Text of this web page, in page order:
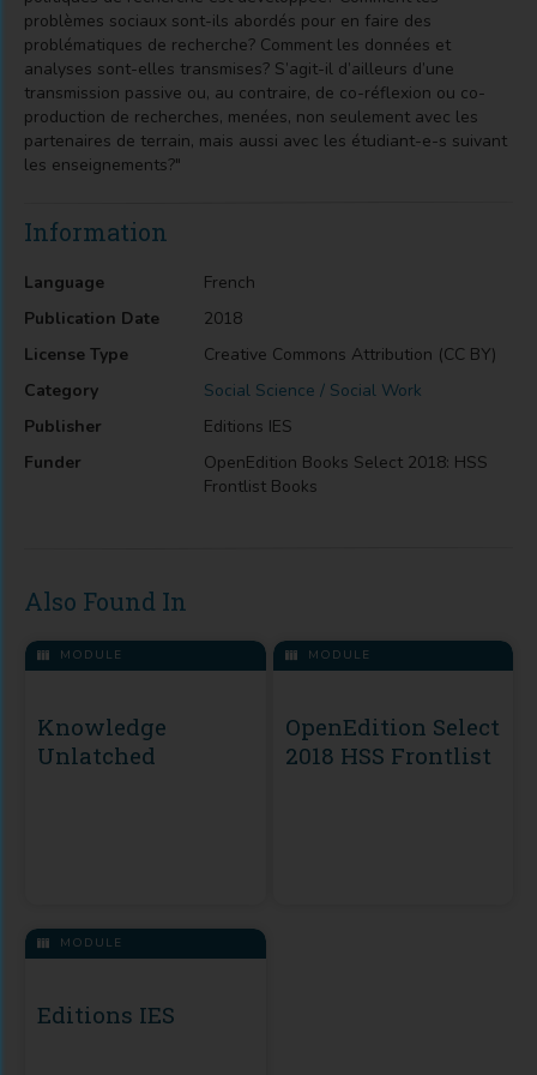
problèmes sociaux sont-ils abordés pour en faire des
problématiques de recherche? Comment les données et
analyses sont-elles transmises? S’agit-il d’ailleurs d’une
transmission passive ou, au contraire, de co-réflexion ou co-
production de recherches, menées, non seulement avec les
partenaires de terrain, mais aussi avec les étudiant-e-s suivant
les enseignements?"
Information
Language
French
Publication Date
2018
License Type
Creative Commons Attribution (CC BY)
Category
Social Science / Social Work
Publisher
Editions IES
Funder
OpenEdition Books Select 2018: HSS
Frontlist Books
Also Found In
MODULE
Knowledge
Unlatched
MODULE
Editions IES
MODULE
OpenEdition Select
2018 HSS Frontlist